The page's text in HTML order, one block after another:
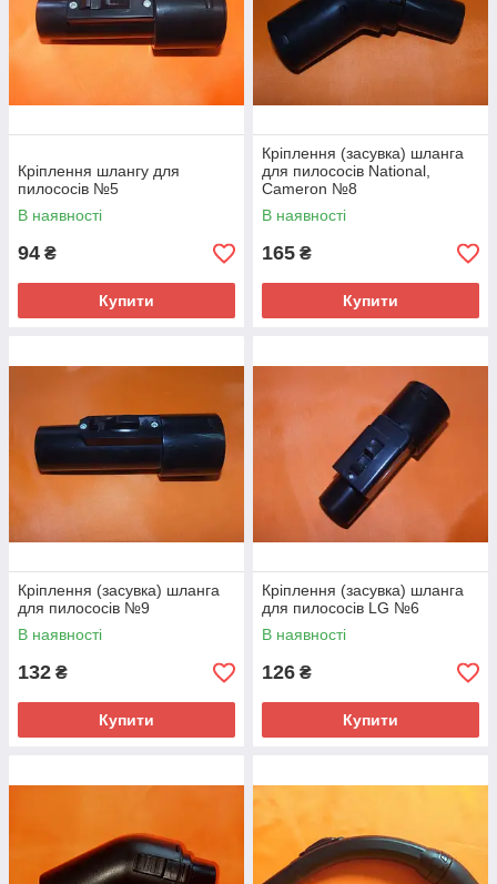
Кріплення шлангу для
пилососів №5
В наявності
94 ₴
Купити
Кріплення (засувка) шланга
для пилососів National,
Cameron №8
В наявності
165 ₴
Купити
Кріплення (засувка) шланга
для пилососів №9
В наявності
132 ₴
Купити
Кріплення (засувка) шланга
для пилососів LG №6
В наявності
126 ₴
Купити